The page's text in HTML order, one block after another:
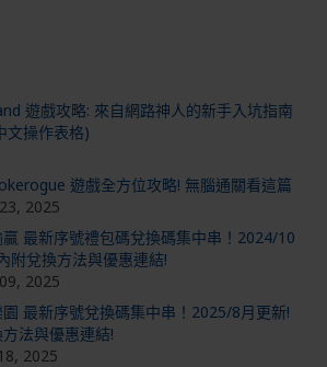
遊戲攻略: 來自網路神人的新手入坑指南
文操作表格)
遊戲全方位攻略! 無腦通關看這篇
2025
最新序號禮包碼兌換碼集中串！2024/10
附兌換方法與優惠連結!
2025
最新序號兌換碼集中串！2025/8月更新!
法與優惠連結!
2025